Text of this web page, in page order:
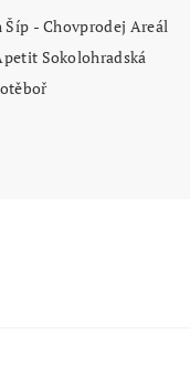
- Chovprodej Areál